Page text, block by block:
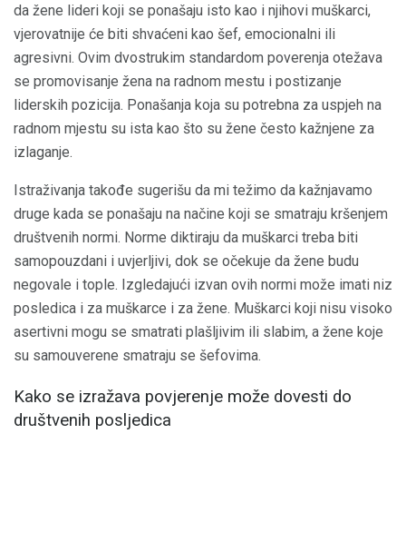
da žene lideri koji se ponašaju isto kao i njihovi muškarci,
vjerovatnije će biti shvaćeni kao šef, emocionalni ili
agresivni. Ovim dvostrukim standardom poverenja otežava
se promovisanje žena na radnom mestu i postizanje
liderskih pozicija. Ponašanja koja su potrebna za uspjeh na
radnom mjestu su ista kao što su žene često kažnjene za
izlaganje.
Istraživanja takođe sugerišu da mi težimo da kažnjavamo
druge kada se ponašaju na načine koji se smatraju kršenjem
društvenih normi. Norme diktiraju da muškarci treba biti
samopouzdani i uvjerljivi, dok se očekuje da žene budu
negovale i tople. Izgledajući izvan ovih normi može imati niz
posledica i za muškarce i za žene. Muškarci koji nisu visoko
asertivni mogu se smatrati plašljivim ili slabim, a žene koje
su samouverene smatraju se šefovima.
Kako se izražava povjerenje može dovesti do
društvenih posljedica